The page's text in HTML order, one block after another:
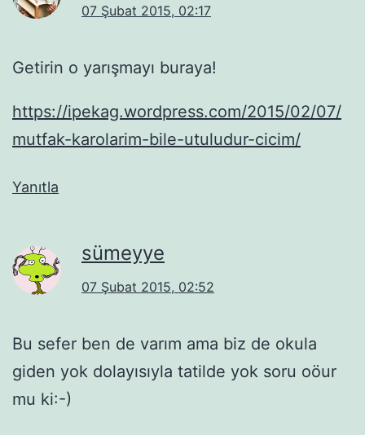
07 Şubat 2015, 02:17
Getirin o yarışmayı buraya!
https://ipekag.wordpress.com/2015/02/07/
mutfak-karolarim-bile-utuludur-cicim/
Yanıtla
sümeyye
07 Şubat 2015, 02:52
Bu sefer ben de varım ama biz de okula
giden yok dolayısıyla tatilde yok soru oöur
mu ki:-)